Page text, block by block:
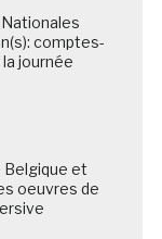
comptes-
journée
Belgique et
oeuvres de